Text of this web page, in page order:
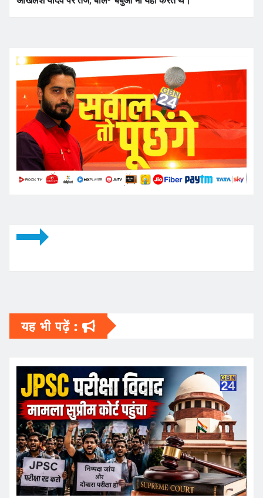
यह भी पढ़ें :